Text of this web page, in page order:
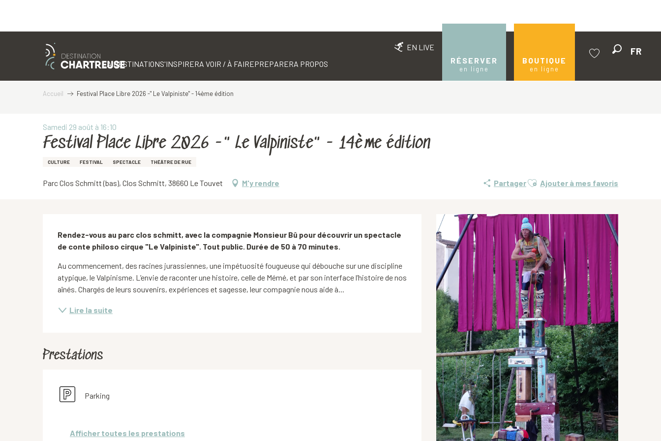
EN LIVE
RÉSERVER
en ligne
BOUTIQUE
en ligne
FR
LA DESTINATIONS'INSPIRERA VOIR / À FAIREPREPARERA PROPOS
Accueil Festival Place Libre 2026 -" Le Valpiniste" - 14ème édition
Samedi 29 août à 16:10
Festival Place Libre 2026 -" Le Valpiniste" - 14ème édition
CULTURE FESTIVAL SPECTACLE THÉÂTRE DE RUE
Parc Clos Schmitt (bas), Clos Schmitt, 38660 Le Touvet M'y rendre PartagerAjouter aux favoris
Ajouter à mes favoris
Description
Rendez-vous au parc clos schmitt, avec la compagnie Monsieur Bû pour découvrir un spectacle
de conte philoso cirque "Le Valpiniste". Tout public. Durée de 50 à 70 minutes.
Au commencement, des racines jurassiennes, une impétuosité fougueuse qui débouche sur une discipline
atypique, le Valpinisme. L’envie de raconter une histoire, celle de Mémé, et par son interface l’histoire de nos
aînés. Chargés de leurs souvenirs, expériences et sagesse, leur compagnie nous aide à...
Lire la suite
Prestations
Parking
Afficher toutes les prestations